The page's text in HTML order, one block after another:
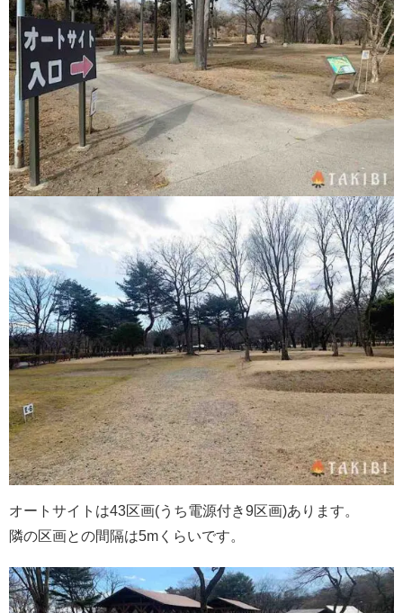
オートサイトは43区画(うち電源付き9区画)あります。
隣の区画との間隔は5mくらいです。